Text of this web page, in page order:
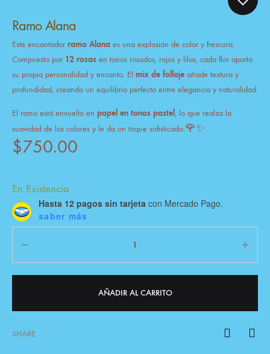
Ramo Alana
Este encantador ramo Alana es una explosión de color y frescura.
Compuesto por 12 rosas en tonos rosados, rojos y lilas, cada flor aporta
su propia personalidad y encanto. El mix de follaje añade textura y
profundidad, creando un equilibrio perfecto entre elegancia y naturalidad.
El ramo está envuelto en papel en tonos pastel , lo que realza la
suavidad de los colores y le da un toque sofisticado.🌹✨
$750.00
En Existencia
Hasta 12 pagos sin tarjeta con Mercado Pago.
saber más
AÑADIR AL CARRITO
SHARE